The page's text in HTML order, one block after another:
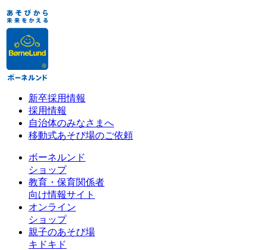
新卒採用情報
採用情報
自治体のみなさまへ
移動式あそび場のご依頼
ボーネルンド
ショップ
教育・保育関係者
向け情報サイト
オンライン
ショップ
親子のあそび場
キドキド